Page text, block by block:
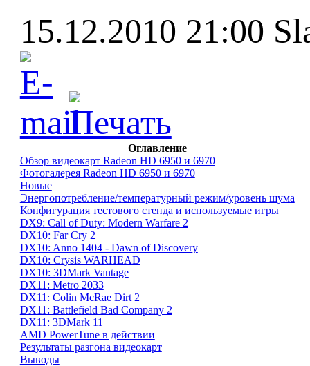
15.12.2010 21:00
Оглавление
Обзор видеокарт Radeon HD 6950 и 6970
Фотогалерея Radeon HD 6950 и 6970
Новые
Энергопотребление/температурный режим/уровень шума
Конфигурация тестового стенда и используемые игры
DX9: Call of Duty: Modern Warfare 2
DX10: Far Cry 2
DX10: Anno 1404 - Dawn of Discovery
DX10: Crysis WARHEAD
DX10: 3DMark Vantage
DX11: Metro 2033
DX11: Colin McRae Dirt 2
DX11: Battlefield Bad Company 2
DX11: 3DMark 11
AMD PowerTune в действии
Результаты разгона видеокарт
Выводы